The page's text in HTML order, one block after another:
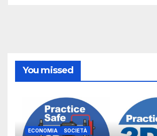
You missed
ECONOMIA SOCIETÀ